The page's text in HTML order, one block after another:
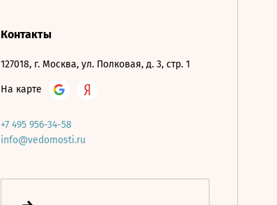
Контакты
127018, г. Москва, ул. Полковая, д. 3, стр. 1
На карте
+7 495 956-34-58
info@vedomosti.ru